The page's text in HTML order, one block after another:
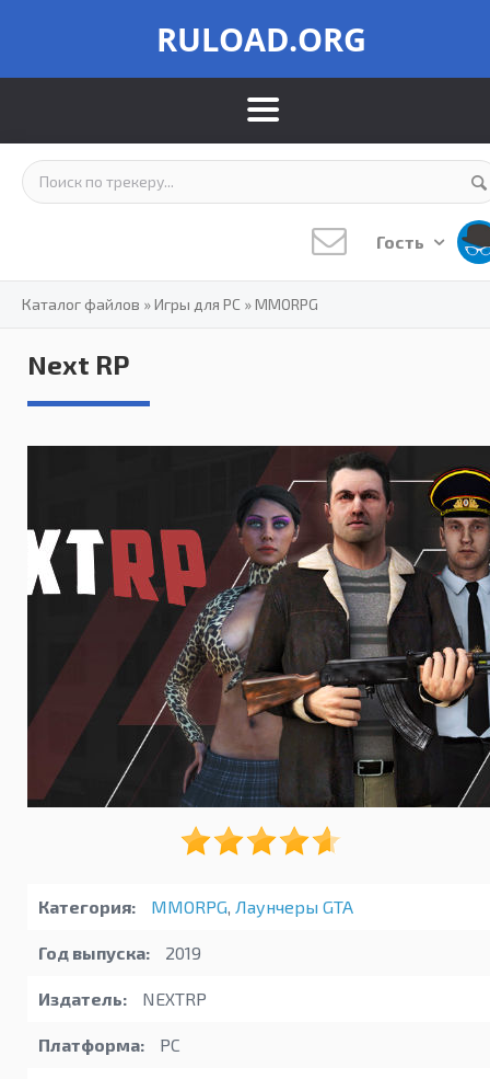
RULOAD.ORG
Гость
Каталог файлов »Игры для PC »MMORPG
Next RP
Категория: MMORPG, Лаунчеры GTA
Год выпуска: 2019
Издатель: NEXTRP
Платформа: PC